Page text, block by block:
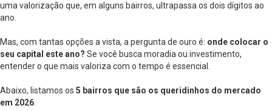
uma valorização que, em alguns bairros, ultrapassa os dois dígitos ao
ano.
Mas, com tantas opções a vista, a pergunta de ouro é: onde colocar o
seu capital este ano? Se você busca moradia ou investimento,
entender o que mais valoriza com o tempo é essencial.
Abaixo, listamos os 5 bairros que são os queridinhos do mercado
em 2026